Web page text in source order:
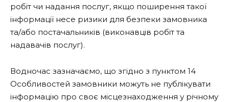
робіт чи надання послуг, якщо поширення такої
інформації несе ризики для безпеки замовника
та/або постачальників (виконавців робіт та
надавачів послуг).
Водночас зазначаємо, що згідно з пунктом 14
Особливостей замовники можуть не публікувати
інформацію про своє місцезнаходження у річному